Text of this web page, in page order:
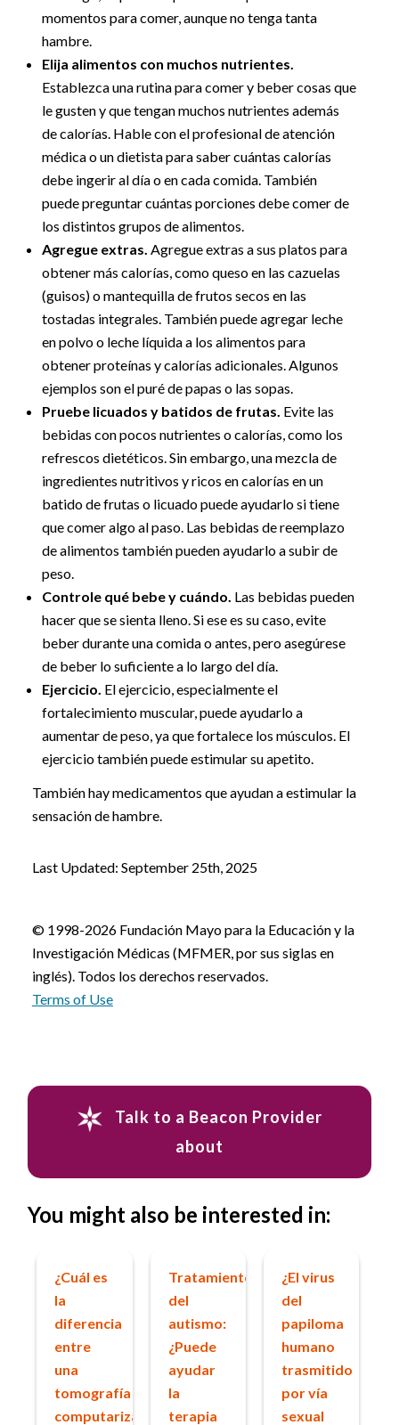
momentos para comer, aunque no tenga tanta
hambre.
Elija alimentos con muchos nutrientes.
Establezca una rutina para comer y beber cosas que
le gusten y que tengan muchos nutrientes además
de calorías. Hable con el profesional de atención
médica o un dietista para saber cuántas calorías
debe ingerir al día o en cada comida. También
puede preguntar cuántas porciones debe comer de
los distintos grupos de alimentos.
Agregue extras. Agregue extras a sus platos para
obtener más calorías, como queso en las cazuelas
(guisos) o mantequilla de frutos secos en las
tostadas integrales. También puede agregar leche
en polvo o leche líquida a los alimentos para
obtener proteínas y calorías adicionales. Algunos
ejemplos son el puré de papas o las sopas.
Pruebe licuados y batidos de frutas. Evite las
bebidas con pocos nutrientes o calorías, como los
refrescos dietéticos. Sin embargo, una mezcla de
ingredientes nutritivos y ricos en calorías en un
batido de frutas o licuado puede ayudarlo si tiene
que comer algo al paso. Las bebidas de reemplazo
de alimentos también pueden ayudarlo a subir de
peso.
Controle qué bebe y cuándo. Las bebidas pueden
hacer que se sienta lleno. Si ese es su caso, evite
beber durante una comida o antes, pero asegúrese
de beber lo suficiente a lo largo del día.
Ejercicio. El ejercicio, especialmente el
fortalecimiento muscular, puede ayudarlo a
aumentar de peso, ya que fortalece los músculos. El
ejercicio también puede estimular su apetito.
También hay medicamentos que ayudan a estimular la
sensación de hambre.
Last Updated: September 25th, 2025
© 1998-2026 Fundación Mayo para la Educación y la
Investigación Médicas (MFMER, por sus siglas en
inglés). Todos los derechos reservados.
Terms of Use
Talk to a Beacon Provider
about
You might also be interested in:
¿Cuál es
la
diferencia
entre
una
tomografía
computarizada
Tratamiento
del
autismo:
¿Puede
ayudar
la
terapia
¿El virus
del
papiloma
humano
trasmitido
por vía
sexual